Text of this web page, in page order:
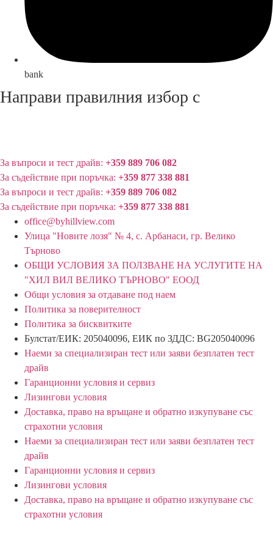
bank
Направи правилния избор с
За въпроси и тест драйв: +359 889 706 082
За съдействие при поръчка: +359 877 338 881
За въпроси и тест драйв: +359 889 706 082
За съдействие при поръчка: +359 877 338 881
office@byhillview.com
Улица "Новите лозя" № 4, с. Арбанаси, гр. Велико
Търново
ОБЩИ УСЛОВИЯ ЗА ПОЛЗВАНЕ НА УСЛУГИТЕ НА
"ХИЛ ВИЛ ВЕЛИКО ТЪРНОВО" ЕООД
Общи условия за отдаване под наем
Политика за поверителност
Политика за бисквитките
Булстат/ЕИК: 205040096, ЕИК по ЗДДС: BG205040096
Наеми за специализиран тест или заяви безплатен тест
драйв
Гаранционни условия и сервиз
Лизингови условия
Доставка, право на връщане и обратно изкупуване със
страхотни условия
Наеми за специализиран тест или заяви безплатен тест
драйв
Гаранционни условия и сервиз
Лизингови условия
Доставка, право на връщане и обратно изкупуване със
страхотни условия